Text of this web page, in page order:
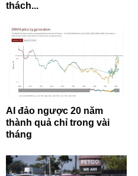
thách...
AI đảo ngược 20 năm
thành quả chỉ trong vài
tháng